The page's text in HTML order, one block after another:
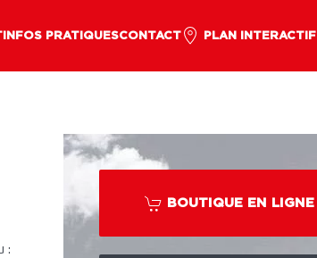
INFOS PRATIQUESCONTACT PLAN INTERACTIF
:
BOUTIQUE EN LIGNE